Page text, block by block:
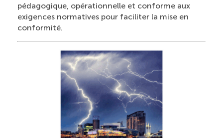
pédagogique, opérationnelle et conforme aux
exigences normatives pour faciliter la mise en
conformité.